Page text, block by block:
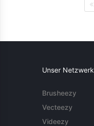
Unser Netzwerk
Brusheezy
Vecteezy
Videezy